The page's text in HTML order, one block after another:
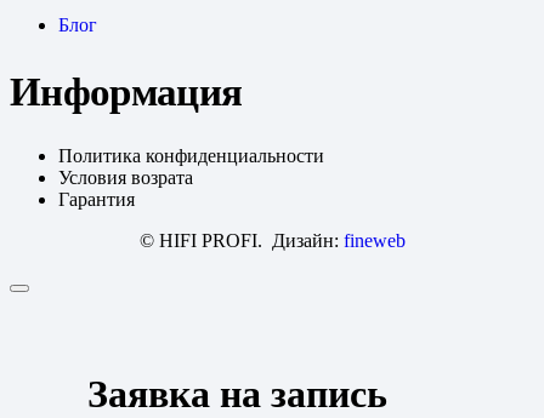
Блог
Информация
Политика конфиденциальности
Условия возрата
Гарантия
© HIFI PROFI. Дизайн: fineweb
Заявка на запись